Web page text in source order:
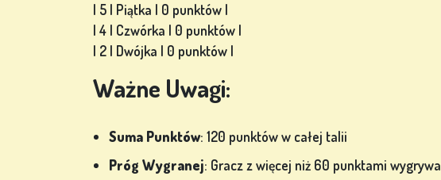
| 5 | Piątka | 0 punktów |
| 4 | Czwórka | 0 punktów |
| 2 | Dwójka | 0 punktów |
Ważne Uwagi:
Suma Punktów: 120 punktów w całej talii
Próg Wygranej: Gracz z więcej niż 60 punktami wygrywa